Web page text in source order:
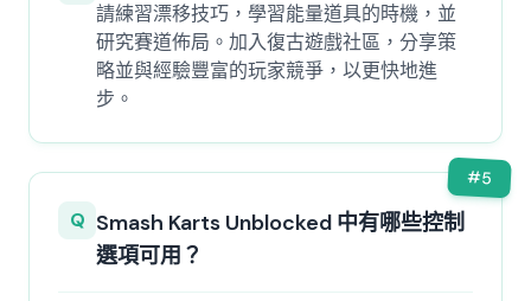
請練習漂移技巧，學習能量道具的時機，並
研究賽道佈局。加入復古遊戲社區，分享策
略並與經驗豐富的玩家競爭，以更快地進
步。
#5
Q Smash Karts Unblocked 中有哪些控制
選項可用？